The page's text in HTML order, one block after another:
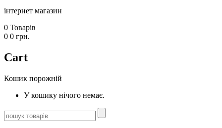
інтернет магазин
0 Товарів
0 0 грн.
Cart
Кошик порожній
У кошику нічого немає.